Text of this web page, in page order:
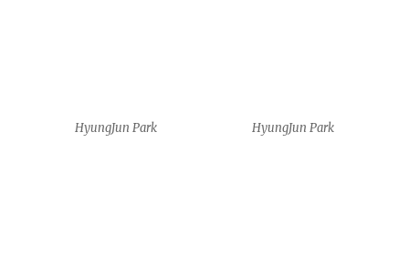
Shirin Sayarenejad Lucas Selezio de Souza